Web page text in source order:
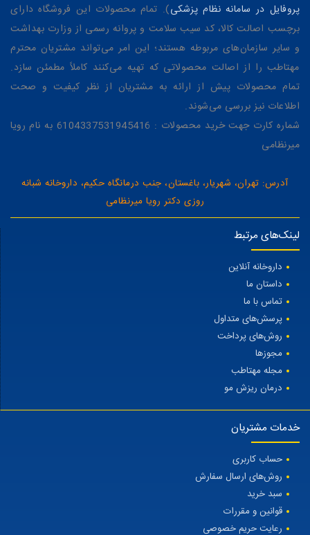
پروفایل در سامانه نظام پزشکی). تمام محصولات این فروشگاه دارای
برچسب اصالت کالا، کد سیب سلامت و پروانه رسمی از وزارت بهداشت
و سایر سازمان‌های مربوطه هستند؛ این امر می‌تواند مشتریان محترم
مهتاطب را از اصالت محصولاتی که تهیه می‌کنند کاملاً مطمئن سازد.
تمام محصولات پیش از ارائه به مشتریان از نظر کیفیت و صحت
اطلاعات نیز بررسی می‌شوند.
شماره کارت جهت خرید محصولات : 6104337531945416 به نام رویا
میرنظامی
آدرس: تهران، شهریار، باغستان، جنب درمانگاه حکیم، داروخانه شبانه
روزی دکتر رویا میرنظامی
لینک‌های مرتبط
داروخانه آنلاین
داستان ما
تماس با ما
پرسش‌های متداول
روش‌های پرداخت
مجوزها
مجله مهتاطب
درمان ریزش مو
خدمات مشتریان
حساب کاربری
روش‌های ارسال سفارش
سبد خرید
قوانین و مقررات
رعایت حریم خصوصی